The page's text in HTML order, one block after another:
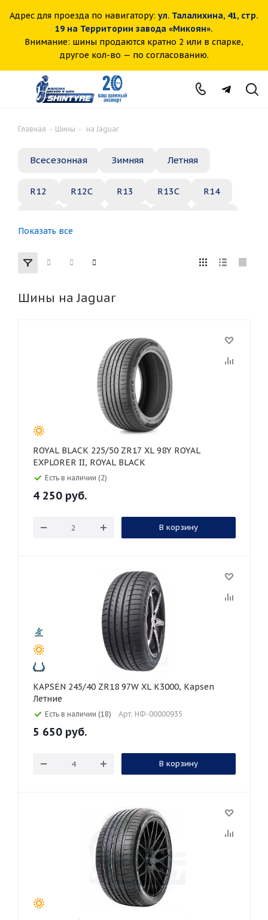
Адрес для проезда по навигатору: ул. Талалихина, 41, стр.
19 на Территории завода «Микоян».
Внимание: шины продаются кратно 2 или в спарке,
другое кол-во — по согласованию.
Главная - Шины - на Jaguar
Всесезонная Зимняя Летняя
R12 R12C R13 R13C R14
R22
155 165 185
285 295
40 45 45
55 70
Показать все
Шины на Jaguar
ROYAL BLACK 225/50 ZR17 XL 98Y ROYAL
EXPLORER II, ROYAL BLACK
Есть в наличии (2)
4 250 руб.
В корзину
KAPSEN 245/40 ZR18 97W XL K3000, Kapsen
Летние
Есть в наличии (18) Арт: НФ-00000935
5 650 руб.
В корзину